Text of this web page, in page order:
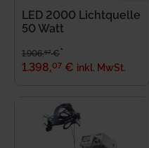
Anmeldung
Merkliste
LED 2000 Lichtquelle
50 Watt
1.906,67€*
1.398,07 € inkl. MwSt.